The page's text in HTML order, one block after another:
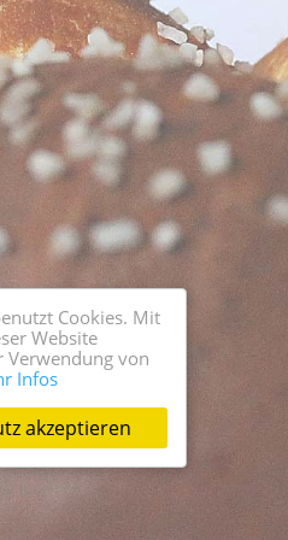
Cookies. Mit
Website
Verwendung von
Infos
akzeptieren